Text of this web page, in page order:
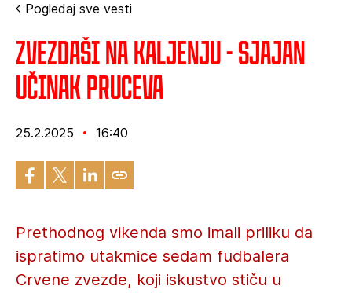
Pogledaj sve vesti
Zvezdaši na kaljenju - Sjajan
učinak Pruceva
25.2.2025 16:40
Prethodnog vikenda smo imali priliku da
ispratimo utakmice sedam fudbalera
Crvene zvezde, koji iskustvo stiču u